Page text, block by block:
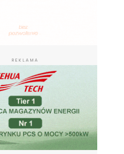
REKLAMA